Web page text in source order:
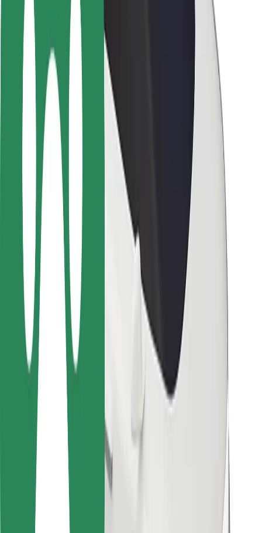
Pasažieru drošība
Autovadītāju drošība
Skrejriteņu drošība
Drošības laboratorija
Pilsētas
Pilsētas
Risinājumi pilsētām
Lidostas
Bolt uzlādes statīvi
Palīdzība
Pasažieriem
Autovadītājiem
Kurjeriem
Bolt Food
Autoparku īpašniekiem
Restorāniem
Bolt for Business
Cits
Piegādātāji
Noteikumi un nosacījumi
Drošība
Saņem braucienu minūšu laikā!
Lejupielādē Bolt lietotni